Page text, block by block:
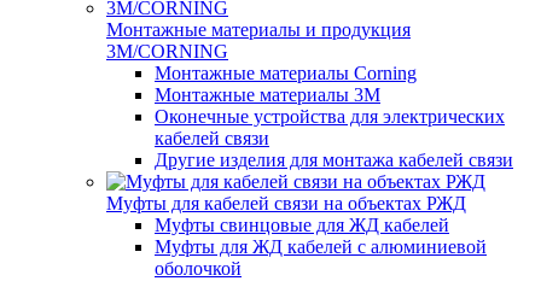
Монтажные материалы и продукция
3M/CORNING
Монтажные материалы Corning
Монтажные материалы 3M
Оконечные устройства для электрических
кабелей связи
Другие изделия для монтажа кабелей связи
Муфты для кабелей связи на объектах РЖД
Муфты свинцовые для ЖД кабелей
Муфты для ЖД кабелей с алюминиевой
оболочкой